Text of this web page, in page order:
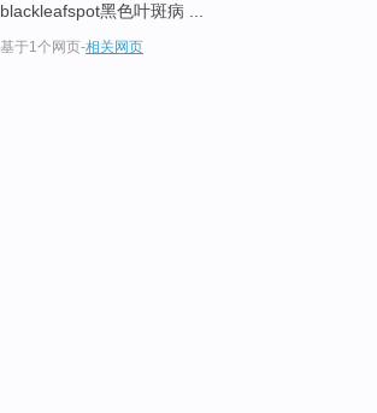
blackleafspot黑色叶斑病 ...
基于1个网页-相关网页